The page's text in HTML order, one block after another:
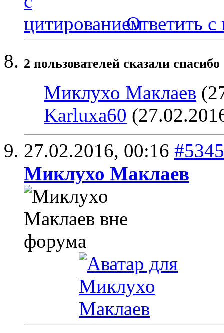
Ответить с
2 пользователей сказали
Миклухо Маклаев
Karluxa60
27.02.2016, 00:16 #5345
Миклухо Маклаев